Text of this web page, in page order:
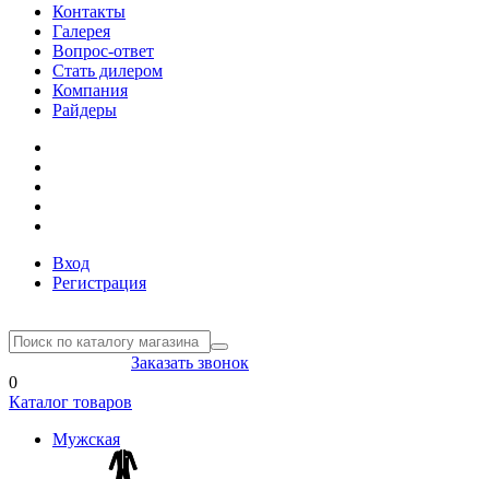
Контакты
Галерея
Вопрос-ответ
Стать дилером
Компания
Райдеры
Вход
Регистрация
Заказать звонок
0
Каталог товаров
Мужская